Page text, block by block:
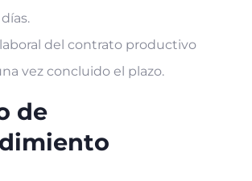
del contrato productivo
vez concluido el plazo.
de